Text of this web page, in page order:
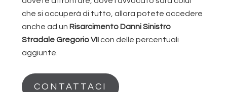
che si occuperà di tutto, allora potete accedere
anche ad un Risarcimento Danni Sinistro
Stradale Gregorio VIIcon delle percentuali
aggiunte.
CONTATTACI